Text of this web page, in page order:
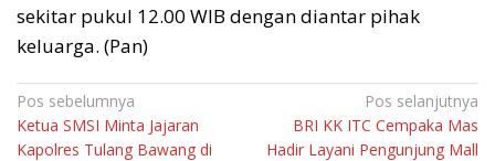
sekitar pukul 12.00 WIB dengan diantar pihak
keluarga. (Pan)
Navigasi
pos
Pos sebelumnya
Ketua SMSI Minta Jajaran
Kapolres Tulang Bawang di
Pos selanjutnya
BRI KK ITC Cempaka Mas
Hadir Layani Pengunjung Mall